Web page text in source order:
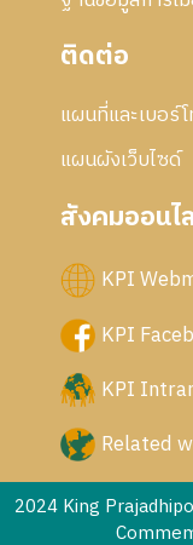
ติดต่อ
แผนที่และเบอร์
แผนผังเว็บไซด์
สังคมออนไ
KPI
KPI
KPI
Related
2024 King